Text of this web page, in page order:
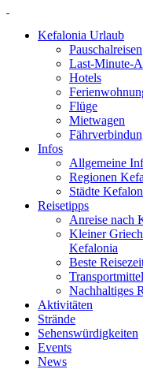
Kefalonia Urlaub
Pauschalreisen
Last-Minute-
Hotels
Flüge
Mietwagen
Infos
Allgemeine
Regionen
Städte
Reisetipps
Anreise nach
Kleiner
Kefalonia
Beste
Nachhaltiges
Aktivitäten
Strände
Sehenswürdigkeiten
Events
News